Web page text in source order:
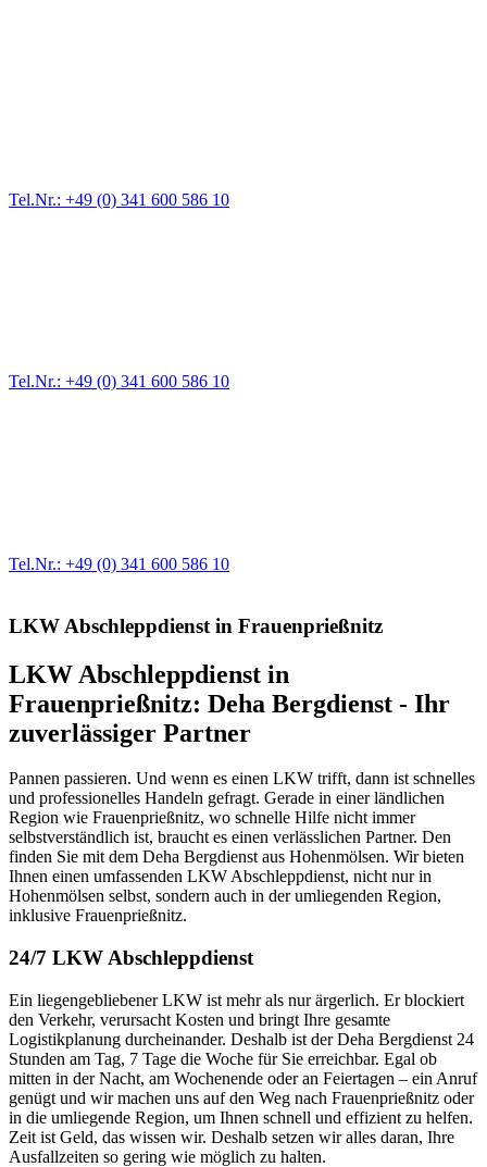
Tel.Nr.: +49 (0) 341 600 586 10
Tel.Nr.: +49 (0) 341 600 586 10
Tel.Nr.: +49 (0) 341 600 586 10
LKW Abschleppdienst in Frauenprießnitz
LKW Abschleppdienst in
Frauenprießnitz: Deha Bergdienst - Ihr
zuverlässiger Partner
Pannen passieren. Und wenn es einen LKW trifft, dann ist schnelles
und professionelles Handeln gefragt. Gerade in einer ländlichen
Region wie Frauenprießnitz, wo schnelle Hilfe nicht immer
selbstverständlich ist, braucht es einen verlässlichen Partner. Den
finden Sie mit dem Deha Bergdienst aus Hohenmölsen. Wir bieten
Ihnen einen umfassenden LKW Abschleppdienst, nicht nur in
Hohenmölsen selbst, sondern auch in der umliegenden Region,
inklusive Frauenprießnitz.
24/7 LKW Abschleppdienst
Ein liegengebliebener LKW ist mehr als nur ärgerlich. Er blockiert
den Verkehr, verursacht Kosten und bringt Ihre gesamte
Logistikplanung durcheinander. Deshalb ist der Deha Bergdienst 24
Stunden am Tag, 7 Tage die Woche für Sie erreichbar. Egal ob
mitten in der Nacht, am Wochenende oder an Feiertagen – ein Anruf
genügt und wir machen uns auf den Weg nach Frauenprießnitz oder
in die umliegende Region, um Ihnen schnell und effizient zu helfen.
Zeit ist Geld, das wissen wir. Deshalb setzen wir alles daran, Ihre
Ausfallzeiten so gering wie möglich zu halten.